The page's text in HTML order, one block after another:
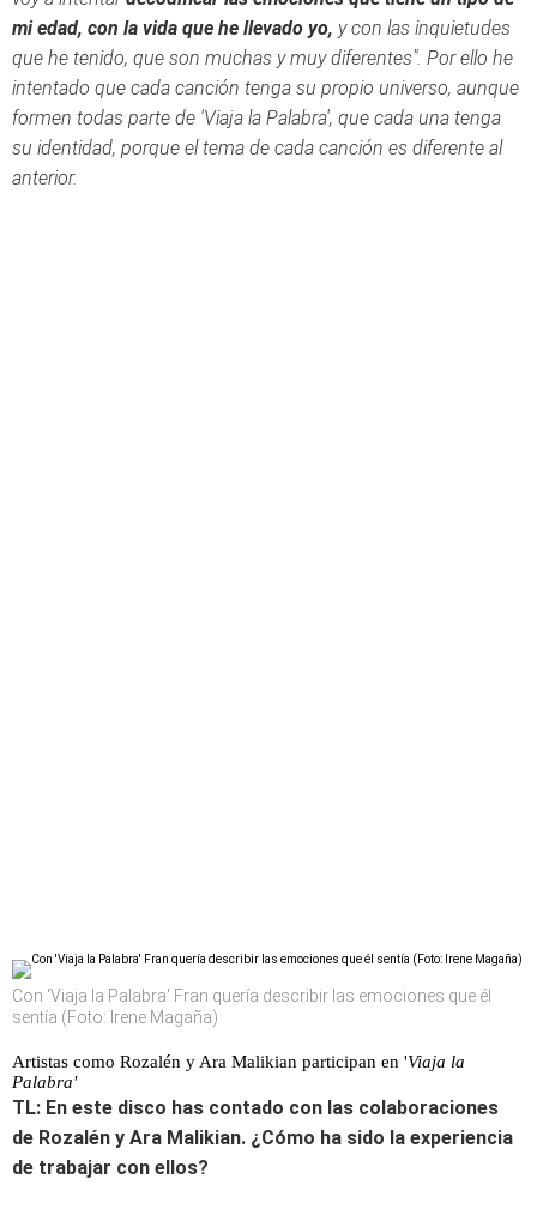
mi edad, con la vida que he llevado yo, y con las inquietudes
que he tenido, que son muchas y muy diferentes". Por ello he
intentado que cada canción tenga su propio universo, aunque
formen todas parte de 'Viaja la Palabra', que cada una tenga
su identidad, porque el tema de cada canción es diferente al
anterior.
Con 'Viaja la Palabra' Fran quería describir las emociones que él
sentía (Foto: Irene Magaña)
Artistas como Rozalén y Ara Malikian participan en 'Viaja la
Palabra'
TL: En este disco has contado con las colaboraciones
de Rozalén y Ara Malikian. ¿Cómo ha sido la experiencia
de trabajar con ellos?